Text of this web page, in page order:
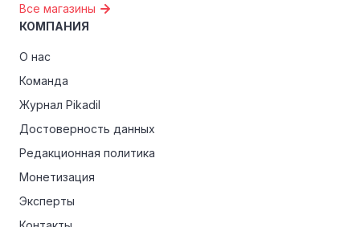
Все магазины
КОМПАНИЯ
О нас
Команда
Журнал Pikadil
Достоверность данных
Редакционная политика
Монетизация
Эксперты